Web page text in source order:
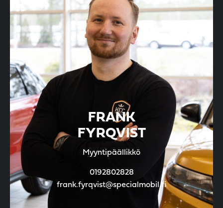
FRANK
FYRQVIST
Myyntipäällikkö
0192802828
frank.fyrqvist@specialmobil.fi